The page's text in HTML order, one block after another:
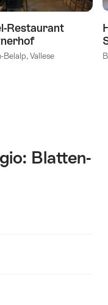
Restaurant
Belalp, Vallese
Blatten-